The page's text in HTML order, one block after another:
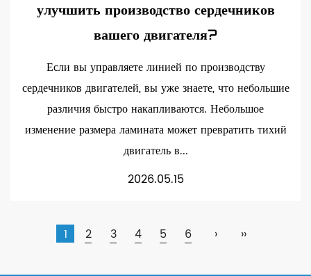
улучшить производство сердечников
вашего двигателя?
Если вы управляете линией по производству
сердечников двигателей, вы уже знаете, что небольшие
различия быстро накапливаются. Небольшое
изменение размера ламината может превратить тихий
двигатель в...
2026.05.15
1 2 3 4 5 6 › ››